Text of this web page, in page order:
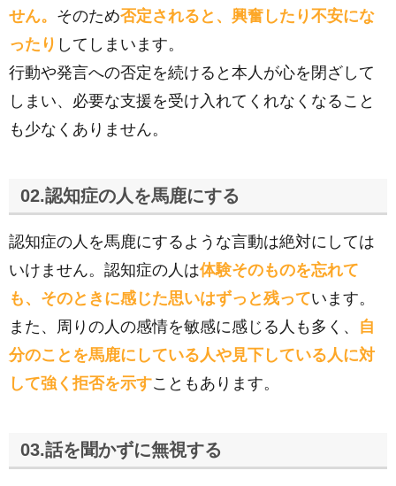
せん。 そのため否定されると、興奮したり不安にな
ったり してしまいます。
行動や発言への否定を続けると本人が心を閉ざして
しまい、必要な支援を受け入れてくれなくなること
も少なくありません。
02.認知症の人を馬鹿にする
認知症の人を馬鹿にするような言動は絶対にしては
いけません。認知症の人は体験そのものを忘れて
も、そのときに感じた思いはずっと残っています。
また、周りの人の感情を敏感に感じる人も多く、 自
分のことを馬鹿にしている人や見下している人に対
して強く拒否を示すこともあります。
03.話を聞かずに無視する